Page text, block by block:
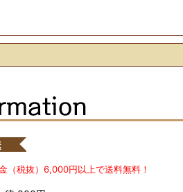
（税抜）6,000円以上で送料無料！